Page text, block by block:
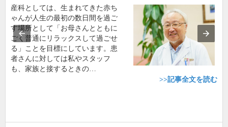
産科としては、生まれてきた赤ち
ゃんが人生の最初の数日間を過ご
す場所として「お母さんとともに
ごく普通にリラックスして過ごせ
る」ことを目標にしています。患
者さんに対しては私やスタッフ
も、家族と接するときの…
>>記事全文を読む